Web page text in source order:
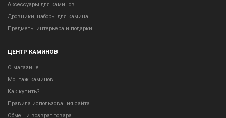
Аксессуары для каминов
Дровники, наборы для камина
Предметы интерьера и подарки
ЦЕНТР КАМИНОВ
О магазине
Монтаж каминов
Как купить?
Правила использования сайта
Обмен и возврат товара